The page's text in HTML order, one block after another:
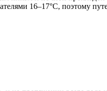
16–17°C, поэтому